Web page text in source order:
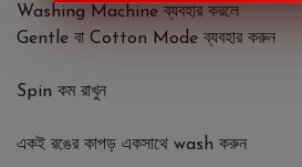
Washing Machine ব্যবহার করলে
Gentle বা Cotton Mode ব্যবহার করুন
Spin কম রাখুন
একই রঙের কাপড় একসাথে wash করুন